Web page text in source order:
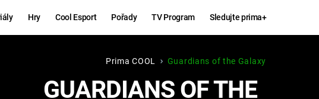
Hry Cool Esport Pořady TV Program Sledujte prima+
Hry
Prima COOL Guardians of the Galaxy
GUARDIANS OF THE